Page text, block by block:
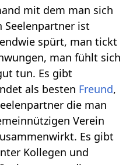
mit dem man sich
Seelenpartner ist
spürt, man tickt
man fühlt sich
tun. Es gibt
als besten Freund,
die man
Verein
Es gibt
Kollegen und